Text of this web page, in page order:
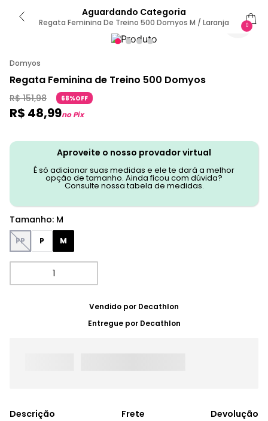
Aguardando Categoria
Regata Feminina De Treino 500 Domyos M / Laranja 0
Domyos
Regata Feminina de Treino 500 Domyos
R$ 151,98 68%OFF
R$ 48,99no Pix
Aproveite o nosso provador virtual
É só adicionar suas medidas e ele te dará a melhor
opção de tamanho. Ainda ficou com dúvida?
Consulte nossa tabela de medidas.
Tamanho: M
PP P M
Vendido por Decathlon
Entregue por Decathlon
Frete Devolução